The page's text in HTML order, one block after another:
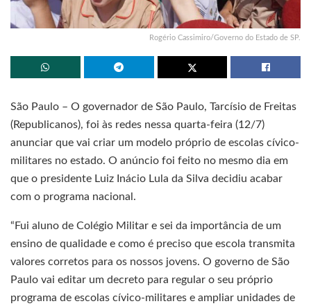
Rogério Cassimiro/Governo do Estado de SP.
São Paulo – O governador de São Paulo, Tarcísio de Freitas
(Republicanos), foi às redes nessa quarta-feira (12/7)
anunciar que vai criar um modelo próprio de escolas cívico-
militares no estado. O anúncio foi feito no mesmo dia em
que o presidente Luiz Inácio Lula da Silva decidiu acabar
com o programa nacional.
“Fui aluno de Colégio Militar e sei da importância de um
ensino de qualidade e como é preciso que escola transmita
valores corretos para os nossos jovens. O governo de São
Paulo vai editar um decreto para regular o seu próprio
programa de escolas cívico-militares e ampliar unidades de